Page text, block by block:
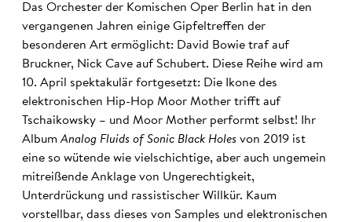
Das Orchester der Komischen Oper Berlin hat in den
vergangenen Jahren einige Gipfeltreffen der
besonderen Art ermöglicht: David Bowie traf auf
Bruckner, Nick Cave auf Schubert. Diese Reihe wird am
10. April spektakulär fortgesetzt: Die Ikone des
elektronischen Hip-Hop Moor Mother trifft auf
Tschaikowsky – und Moor Mother performt selbst! Ihr
AlbumAnalog Fluids of Sonic Black Holes von 2019 ist
eine so wütende wie vielschichtige, aber auch ungemein
mitreißende Anklage von Ungerechtigkeit,
Unterdrückung und rassistischer Willkür. Kaum
vorstellbar, dass dieses von Samples und elektronischen